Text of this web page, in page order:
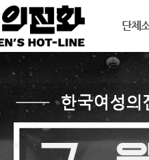
단체
강릉여
목표
조직도
오시는길